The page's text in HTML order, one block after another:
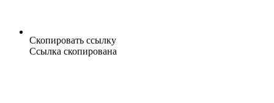
Скопировать ссылку
Ссылка скопирована